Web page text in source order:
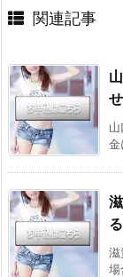
関連記事
金
る
滋
場